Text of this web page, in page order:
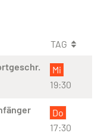
TAG
Mi
19:30
Do
17:30